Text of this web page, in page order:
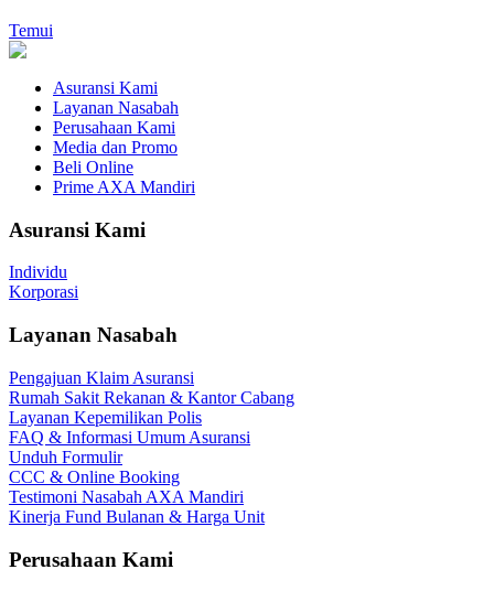
Temui
Asuransi Kami
Layanan Nasabah
Perusahaan Kami
Media dan Promo
Beli Online
Prime AXA Mandiri
Asuransi Kami
Individu
Korporasi
Layanan Nasabah
Pengajuan Klaim Asuransi
Rumah Sakit Rekanan & Kantor Cabang
Layanan Kepemilikan Polis
FAQ & Informasi Umum Asuransi
Unduh Formulir
CCC & Online Booking
Testimoni Nasabah AXA Mandiri
Kinerja Fund Bulanan & Harga Unit
Perusahaan Kami